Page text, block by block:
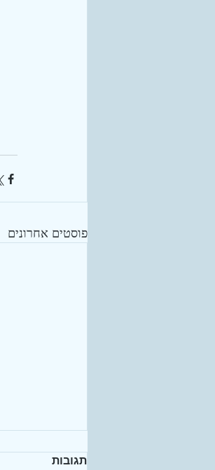
פוסטים אחרונים
תגובות